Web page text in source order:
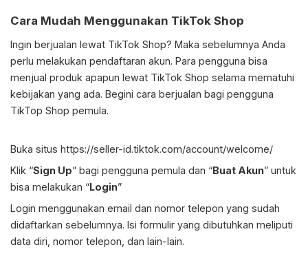
Cara Mudah Menggunakan TikTok Shop
Ingin berjualan lewat TikTok Shop? Maka sebelumnya Anda
perlu melakukan pendaftaran akun. Para pengguna bisa
menjual produk apapun lewat TikTok Shop selama mematuhi
kebijakan yang ada. Begini cara berjualan bagi pengguna
TikTop Shop pemula.
Buka situs https://seller-id.tiktok.com/account/welcome/
Klik “Sign Up” bagi pengguna pemula dan “Buat Akun” untuk
bisa melakukan “Login”
Login menggunakan email dan nomor telepon yang sudah
didaftarkan sebelumnya. Isi formulir yang dibutuhkan meliputi
data diri, nomor telepon, dan lain-lain.